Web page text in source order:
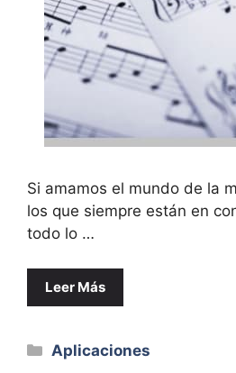
Si amamos el mundo de la
los que siempre están en
todo lo …
Leer Más
Categorías
Aplicaciones